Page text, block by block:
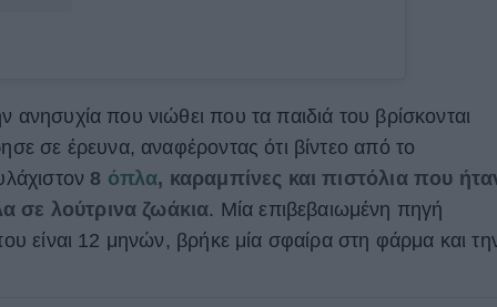
ανησυχία που νιώθει που τα παιδιά του βρίσκονται
σε έρευνα, αναφέροντας ότι βίντεο από το
8 όπλα, καραμπίνες και πιστόλια που
σε λούτρινα ζωάκια. Μία επιβεβαιωμένη πηγή
είναι 12 μηνών, βρήκε μία σφαίρα στη φάρμα και